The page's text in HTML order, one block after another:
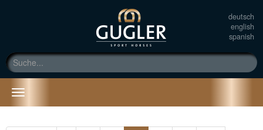
deutsch
english
spanish
Toggle
navigation